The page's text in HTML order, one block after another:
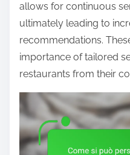
allows for continuous
ultimately leading to
recommendations.
importance of tailored
restaurants from their